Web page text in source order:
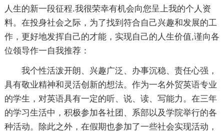
人生的新一段征程.我很荣幸有机会向您呈上我的个人资
料。在投身社会之际，为了找到符合自己兴趣和发展的工
作，更好地发挥自己的才能，实现自己的人生价值,谨向各
位领导作一自我推荐：
我个性活泼开朗、兴趣广泛、办事沉稳、责任心强，
具有敬业精神和灵活创新的想法。作为一名外贸英语专业
的学生，对英语具有一定的听、说、读、写能力。在三年
的学习生活中，积极参加各社团、系部以及学院举行的各
种活动。除此之外，在假期也参加了一些社会实现活动，